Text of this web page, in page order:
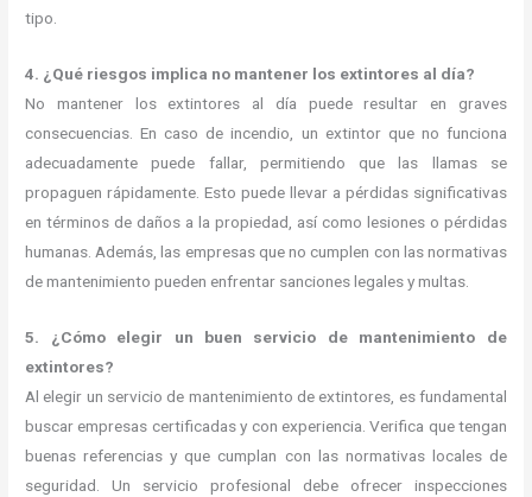
tipo.
4. ¿Qué riesgos implica no mantener los extintores al día?
No mantener los extintores al día puede resultar en graves
consecuencias. En caso de incendio, un extintor que no funciona
adecuadamente puede fallar, permitiendo que las llamas se
propaguen rápidamente. Esto puede llevar a pérdidas significativas
en términos de daños a la propiedad, así como lesiones o pérdidas
humanas. Además, las empresas que no cumplen con las normativas
de mantenimiento pueden enfrentar sanciones legales y multas.
5. ¿Cómo elegir un buen servicio de mantenimiento de
extintores?
Al elegir un servicio de mantenimiento de extintores, es fundamental
buscar empresas certificadas y con experiencia. Verifica que tengan
buenas referencias y que cumplan con las normativas locales de
seguridad. Un servicio profesional debe ofrecer inspecciones